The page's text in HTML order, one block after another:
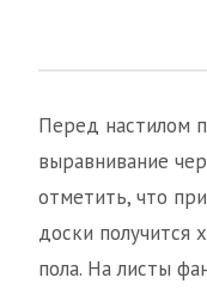
Перед настилом
выравнивание
отметить, что
доски получится
пола. На листы